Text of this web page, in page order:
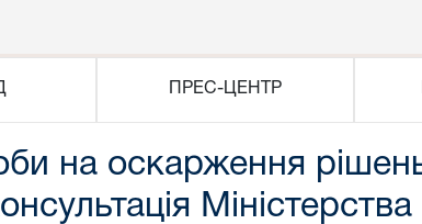
ПРЕС-ЦЕНТР
на оскарження
Міністерства